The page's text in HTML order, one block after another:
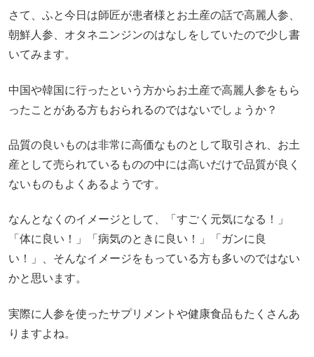
さて、ふと今日は師匠が患者様とお土産の話で高麗人参、
朝鮮人参、オタネニンジンのはなしをしていたので少し書
いてみます。
中国や韓国に行ったという方からお土産で高麗人参をもら
ったことがある方もおられるのではないでしょうか？
品質の良いものは非常に高価なものとして取引され、お土
産として売られているものの中には高いだけで品質が良く
ないものもよくあるようです。
なんとなくのイメージとして、「すごく元気になる！」
「体に良い！」「病気のときに良い！」「ガンに良
い！」、そんなイメージをもっている方も多いのではない
かと思います。
実際に人参を使ったサプリメントや健康食品もたくさんあ
りますよね。